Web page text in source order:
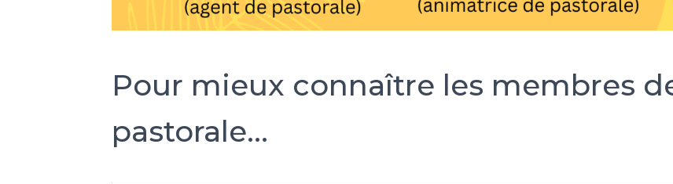
Pour mieux connaître les membres
pastorale...